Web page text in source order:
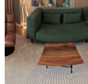
Pentru o
curiozitatea să te
Pentru detalii